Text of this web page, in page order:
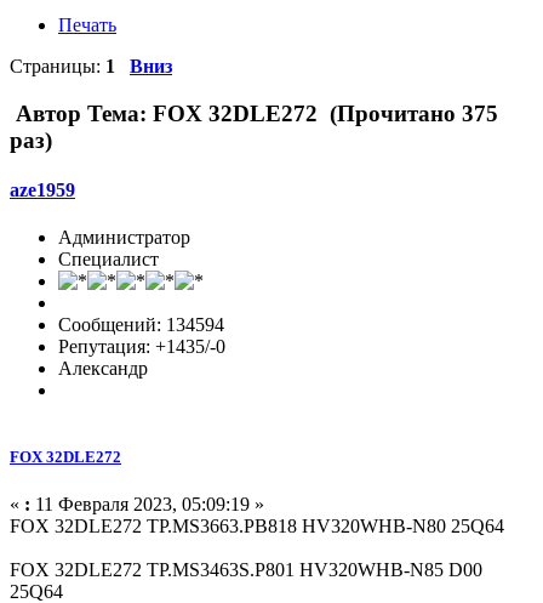
Печать
Страницы: 1 Вниз
Автор Тема: FOX 32DLE272 (Прочитано 375
раз)
aze1959
Администратор
Специалист
Сообщений: 134594
Репутация: +1435/-0
Александр
FOX 32DLE272
« : 11 Февраля 2023, 05:09:19 »
FOX 32DLE272 TP.MS3663.PB818 HV320WHB-N80 25Q64
FOX 32DLE272 TP.MS3463S.P801 HV320WHB-N85 D00
25Q64